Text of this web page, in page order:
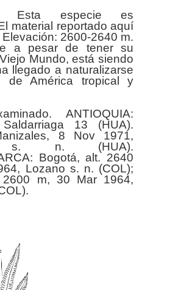
Esta especie es
material reportado aquí
2600-2640 m.
a pesar de tener su
Mundo, está siendo
llegado a naturalizarse
de América tropical y
ANTIOQUIA:
13 (HUA).
8 Nov 1971,
s. n. (HUA).
Bogotá, alt. 2640
Lozano s. n. (COL);
2600 m, 30 Mar 1964,